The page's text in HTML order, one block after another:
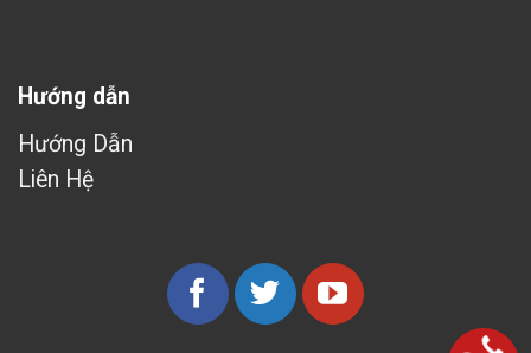
Hướng dẫn
Hướng Dẫn
Liên Hệ